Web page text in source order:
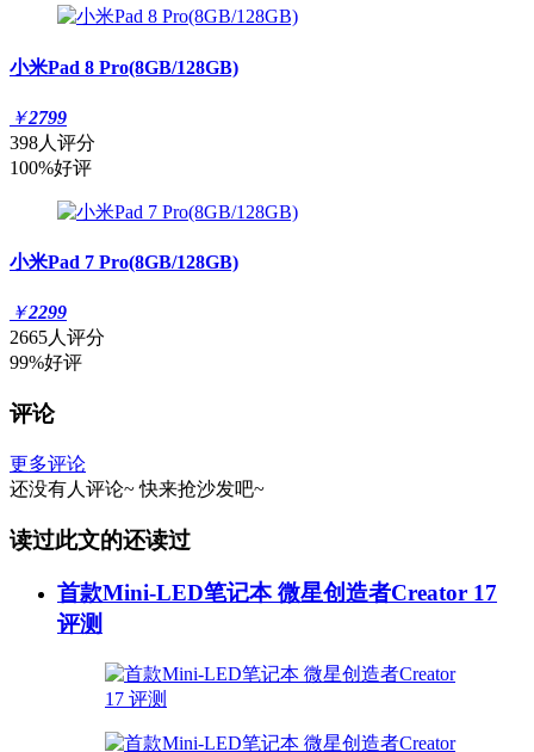
小米Pad 8 Pro(8GB/128GB)
￥2799
398人评分
100%好评
小米Pad 7 Pro(8GB/128GB)
￥2299
2665人评分
99%好评
评论
更多评论
还没有人评论~ 快来抢沙发吧~
读过此文的还读过
首款Mini-LED笔记本 微星创造者Creator 17
评测